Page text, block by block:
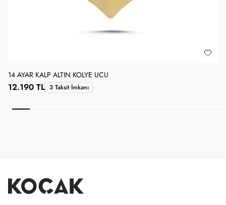
14 AYAR KALP ALTIN KOLYE UCU
12.190 TL 3 Taksit İmkanı